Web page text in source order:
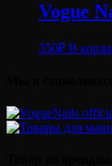
Vogue
350₽ В